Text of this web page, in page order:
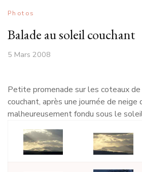
Photos
Balade au soleil couchant
5 Mars 2008
Petite promenade sur les coteaux de
couchant, après une journée de neige
malheureusement fondu sous le